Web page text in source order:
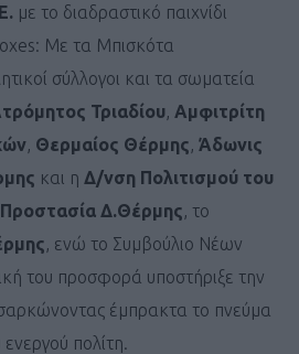
με το διαδραστικό παιχνίδι
Με τα Μπισκότα
σύλλογοι και τα σωματεία
Τριαδίου, Αμφιτρίτη
, Θερμαίος Θέρμης, Άδωνις
και η Δ/νση Πολιτισμού του
Προστασία Δ.Θέρμης, το
, ενώ το Συμβούλιο Νέων
του προσφορά υποστήριξε την
έμπρακτα το πνεύμα
πολίτη.